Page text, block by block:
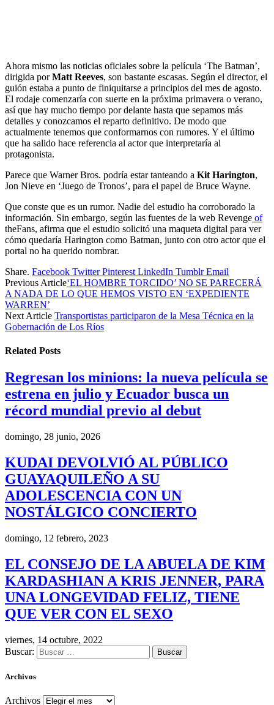
Ahora mismo las noticias oficiales sobre la película ‘The Batman’,
dirigida porMatt Reeves, son bastante escasas. Según el director, el
guión estaba a punto de finiquitarse a principios del mes de agosto.
El rodaje comenzaría con suerte en la próxima primavera o verano,
así que hay mucho tiempo por delante hasta que sepamos más
detalles y conozcamos el reparto definitivo. De modo que
actualmente tenemos que conformarnos con rumores. Y el último
que ha salido hace referencia al actor que interpretaría al
protagonista.
Parece que Warner Bros. podría estar tanteando a Kit Harington,
Jon Nieve en ‘Juego de Tronos’, para el papel de Bruce Wayne.
Que conste que es un rumor. Nadie del estudio ha corroborado la
información. Sin embargo, según las fuentes de la web Revenge of
theFans, afirma que el estudio solicitó una maqueta digital para ver
cómo quedaría Harington como Batman, junto con otro actor que el
portal no ha querido nombrar.
Share. Facebook Twitter Pinterest LinkedIn Tumblr Email
Previous Article‘EL HOMBRE TORCIDO’ NO SE PARECERÁ
A NADA DE LO QUE HEMOS VISTO EN ‘EXPEDIENTE
WARREN’
Next Article Transportistas participaron de la Mesa Técnica en la
Gobernación de Los Ríos
Related Posts
Regresan los minions: la nueva película se
estrena en julio y Ecuador busca un
récord mundial previo al debut
domingo, 28 junio, 2026
KUDAI DEVOLVIÓ AL PÚBLICO
GUAYAQUILEÑO A SU
ADOLESCENCIA CON UN
NOSTÁLGICO CONCIERTO
domingo, 12 febrero, 2023
EL CONSEJO DE LA ABUELA DE KIM
KARDASHIAN A KRIS JENNER, PARA
UNA LONGEVIDAD FELIZ, TIENE
QUE VER CON EL SEXO
viernes, 14 octubre, 2022
Buscar:
Archivos
Archivos